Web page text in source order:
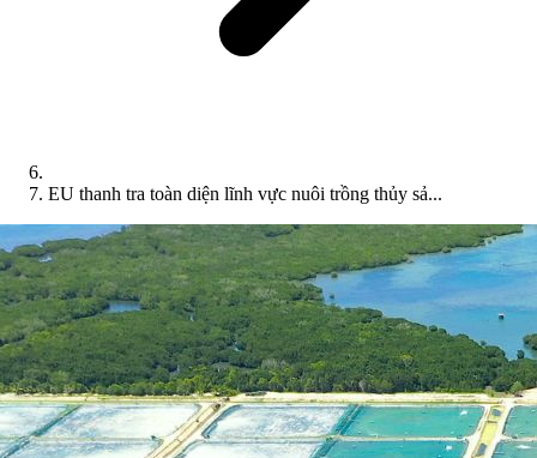
EU thanh tra toàn diện lĩnh vực nuôi trồng thủy sả...